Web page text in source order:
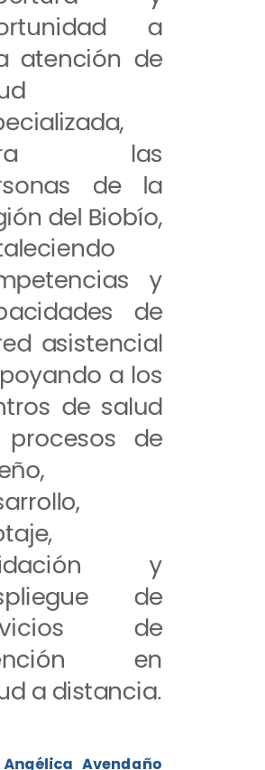
a
atención de
las
de la
del Biobío,
y
de
asistencial
a los
de salud
de
y
de
de
en
a distancia.
Angélica Avendaño